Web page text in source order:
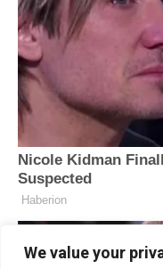
We value your